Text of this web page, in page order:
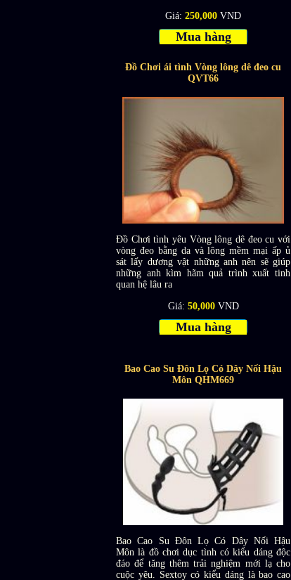
Giá: 250,000 VND
Mua hàng
Đồ Chơi ái tình Vòng lông dê đeo cu
QVT66
Đồ Chơi tình yêu Vòng lông dê đeo cu với
vòng đeo bằng da và lông mềm mại ấp ủ
sát lấy dương vật những anh nên sẽ giúp
những anh kìm hãm quả trình xuất tinh
quan hệ lâu ra
Giá: 50,000 VND
Mua hàng
Bao Cao Su Đôn Lọ Có Dây Nối Hậu
Môn QHM669
Bao Cao Su Đôn Lọ Có Dây Nối Hậu
Môn là đồ chơi dục tình có kiểu dáng độc
đáo để tăng thêm trải nghiệm mới lạ cho
cuộc yêu. Sextoy có kiểu dáng là bao cao